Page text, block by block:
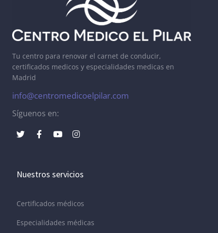
Tu centro para renovar el carnet de conducir,
certificados medicos y especialidades medicas en
Madrid
info@centromedicoelpilar.com
Síguenos en:
Nuestros servicios
Certificados médicos
Especialidades médicas